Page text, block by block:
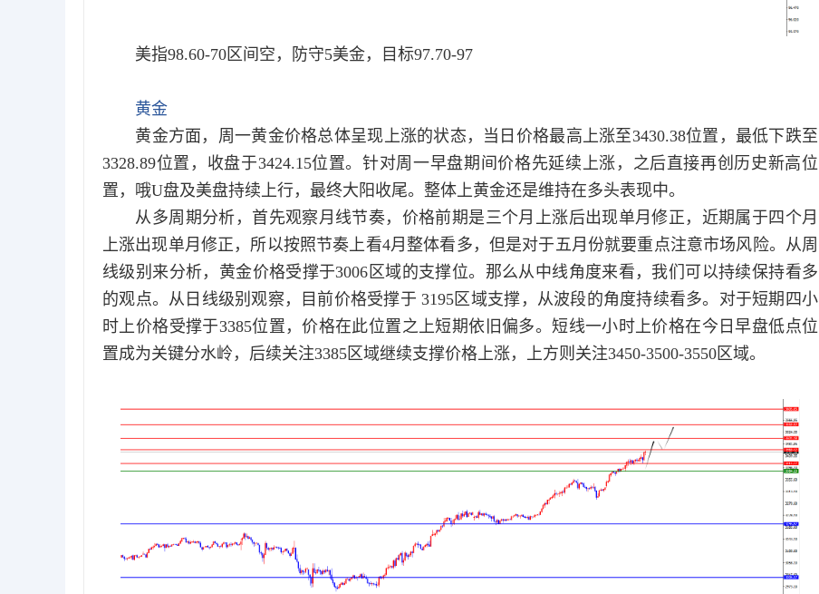
美指98.60-70区间空，防守5美金，目标97.70-97
黄金
黄金方面，周一黄金价格总体呈现上涨的状态，当日价格最高上涨至3430.38位置，最低下跌至
3328.89位置，收盘于3424.15位置。针对周一早盘期间价格先延续上涨，之后直接再创历史新高位
置，哦U盘及美盘持续上行，最终大阳收尾。整体上黄金还是维持在多头表现中。
从多周期分析，首先观察月线节奏，价格前期是三个月上涨后出现单月修正，近期属于四个月
上涨出现单月修正，所以按照节奏上看4月整体看多，但是对于五月份就要重点注意市场风险。从周
线级别来分析，黄金价格受撑于3006区域的支撑位。那么从中线角度来看，我们可以持续保持看多
的观点。从日线级别观察，目前价格受撑于 3195区域支撑，从波段的角度持续看多。对于短期四小
时上价格受撑于3385位置，价格在此位置之上短期依旧偏多。短线一小时上价格在今日早盘低点位
置成为关键分水岭，后续关注3385区域继续支撑价格上涨，上方则关注3450-3500-3550区域。